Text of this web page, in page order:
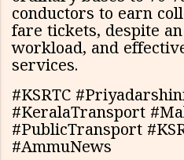
conductors to earn
fare tickets, despite
workload, and
services.
#KSRTC
#KeralaTransport
#PublicTransport
#AmmuNews